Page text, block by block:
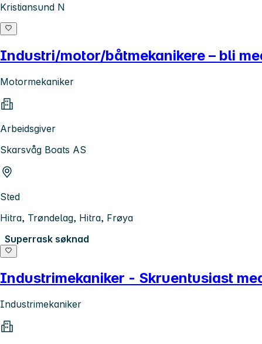
Kristiansund N
Industri/motor/båtmekanikere – bli
Motormekaniker
Arbeidsgiver
Skarsvåg Boats AS
Sted
Hitra, Trøndelag, Hitra, Frøya
Superrask søknad
Industrimekaniker - Skruentusiast
Industrimekaniker